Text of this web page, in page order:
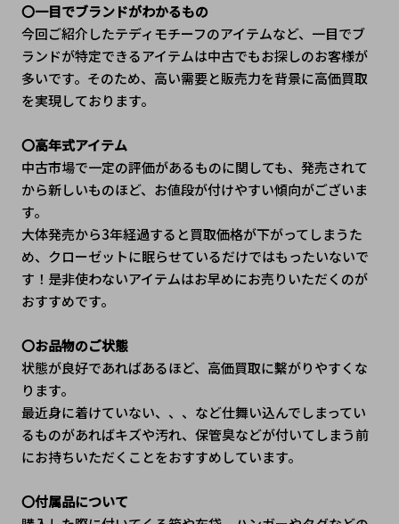
〇一目でブランドがわかるもの
今回ご紹介したテディモチーフのアイテムなど、一目でブ
ランドが特定できるアイテムは中古でもお探しのお客様が
多いです。そのため、高い需要と販売力を背景に高価買取
を実現しております。
〇高年式アイテム
中古市場で一定の評価があるものに関しても、発売されて
から新しいものほど、お値段が付けやすい傾向がございま
す。
﻿大体発売から3年経過すると買取価格が下がってしまうた
め、クローゼットに眠らせているだけではもったいないで
す！是非使わないアイテムはお早めにお売りいただくのが
おすすめです。
〇お品物のご状態
状態が良好であればあるほど、高価買取に繫がりやすくな
ります。
最近身に着けていない、、、など仕舞い込んでしまってい
るものがあればキズや汚れ、保管臭などが付いてしまう前
にお持ちいただくことをおすすめしています。
〇付属品について